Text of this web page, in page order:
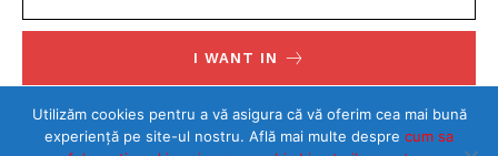
I WANT IN
I've read and accept thePrivacy Policy.
Utilizăm cookies pentru a vă asigura că vă oferim cea mai bună
experiență pe site-ul nostru. Află mai multe despre cum sa